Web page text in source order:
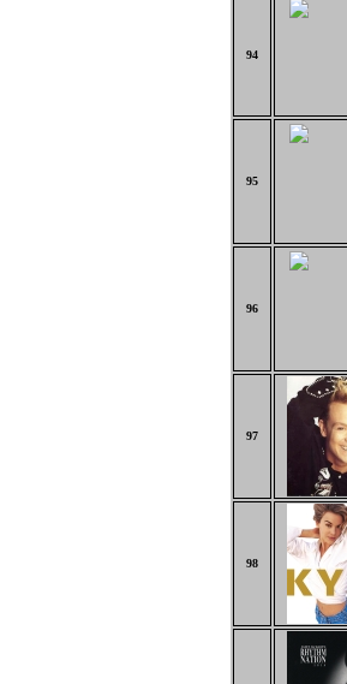
94
95
96
97
98